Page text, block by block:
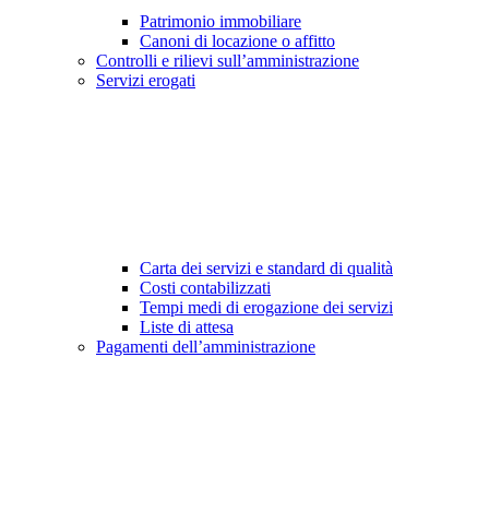
Patrimonio immobiliare
Canoni di locazione o affitto
Controlli e rilievi sull’amministrazione
Servizi erogati
Carta dei servizi e standard di qualità
Costi contabilizzati
Tempi medi di erogazione dei servizi
Liste di attesa
Pagamenti dell’amministrazione